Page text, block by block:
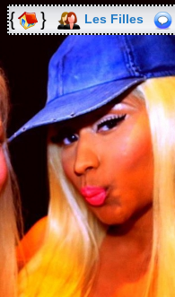
Les Filles